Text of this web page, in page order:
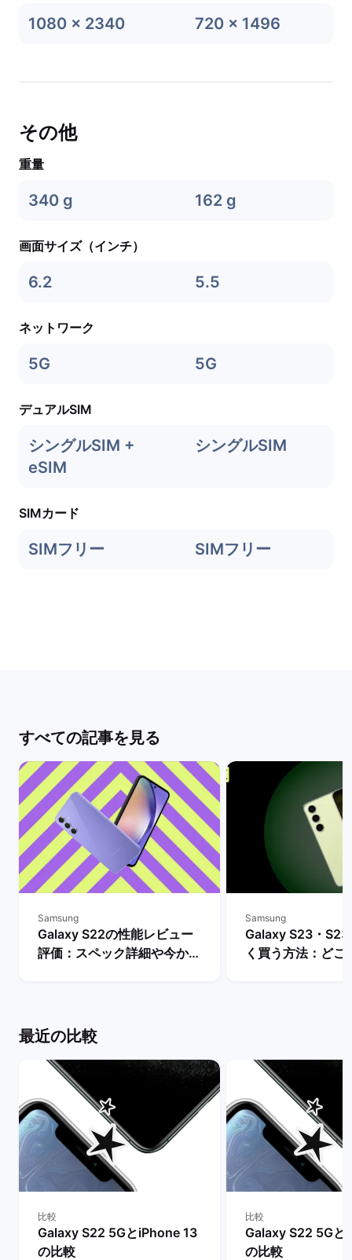
1080 x 2340 720 x 1496
その他
重量
340 g 162 g
画面サイズ（インチ）
6.2 5.5
ネットワーク
5G 5G
デュアルSIM
シングルSIM +
eSIM
シングルSIM
SIMカード
SIMフリー SIMフリー
すべての記事を見る
Samsung
Galaxy S22の性能レビュー
評価：スペック詳細や今から
Samsung
Galaxy S23・
く買う方法：どこ
最近の比較
比較
Galaxy S22 5GとiPhone 13
の比較
比較
Galaxy S22 5Gと
の比較